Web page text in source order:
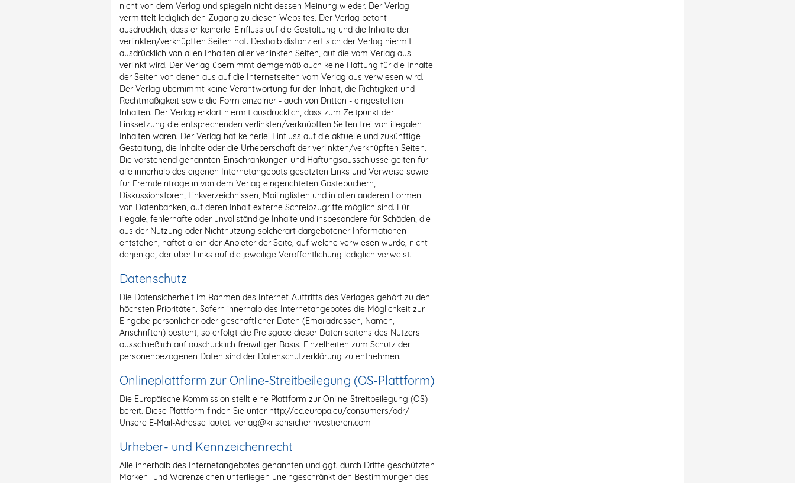
nicht von dem Verlag und spiegeln nicht dessen Meinung wieder. Der Verlag
vermittelt lediglich den Zugang zu diesen Websites. Der Verlag betont
ausdrücklich, dass er keinerlei Einfluss auf die Gestaltung und die Inhalte der
verlinkten/verknüpften Seiten hat. Deshalb distanziert sich der Verlag hiermit
ausdrücklich von allen Inhalten aller verlinkten Seiten, auf die vom Verlag aus
verlinkt wird. Der Verlag übernimmt demgemäß auch keine Haftung für die Inhalte
der Seiten von denen aus auf die Internetseiten vom Verlag aus verwiesen wird.
Der Verlag übernimmt keine Verantwortung für den Inhalt, die Richtigkeit und
Rechtmäßigkeit sowie die Form einzelner - auch von Dritten - eingestellten
Inhalten. Der Verlag erklärt hiermit ausdrücklich, dass zum Zeitpunkt der
Linksetzung die entsprechenden verlinkten/verknüpften Seiten frei von illegalen
Inhalten waren. Der Verlag hat keinerlei Einfluss auf die aktuelle und zukünftige
Gestaltung, die Inhalte oder die Urheberschaft der verlinkten/verknüpften Seiten.
Die vorstehend genannten Einschränkungen und Haftungsausschlüsse gelten für
alle innerhalb des eigenen Internetangebots gesetzten Links und Verweise sowie
für Fremdeinträge in von dem Verlag eingerichteten Gästebüchern,
Diskussionsforen, Linkverzeichnissen, Mailinglisten und in allen anderen Formen
von Datenbanken, auf deren Inhalt externe Schreibzugriffe möglich sind. Für
illegale, fehlerhafte oder unvollständige Inhalte und insbesondere für Schäden, die
aus der Nutzung oder Nichtnutzung solcherart dargebotener Informationen
entstehen, haftet allein der Anbieter der Seite, auf welche verwiesen wurde, nicht
derjenige, der über Links auf die jeweilige Veröffentlichung lediglich verweist.
Datenschutz
Die Datensicherheit im Rahmen des Internet-Auftritts des Verlages gehört zu den
höchsten Prioritäten. Sofern innerhalb des Internetangebotes die Möglichkeit zur
Eingabe persönlicher oder geschäftlicher Daten (Emailadressen, Namen,
Anschriften) besteht, so erfolgt die Preisgabe dieser Daten seitens des Nutzers
ausschließlich auf ausdrücklich freiwilliger Basis. Einzelheiten zum Schutz der
personenbezogenen Daten sind der Datenschutzerklärung zu entnehmen.
Onlineplattform zur Online-Streitbeilegung (OS-Plattform)
Die Europäische Kommission stellt eine Plattform zur Online-Streitbeilegung (OS)
bereit. Diese Plattform finden Sie unter http://ec.europa.eu/consumers/odr/
Unsere E-Mail-Adresse lautet: verlag@krisensicherinvestieren.com
Urheber- und Kennzeichenrecht
Alle innerhalb des Internetangebotes genannten und ggf. durch Dritte geschützten
Marken- und Warenzeichen unterliegen uneingeschränkt den Bestimmungen des